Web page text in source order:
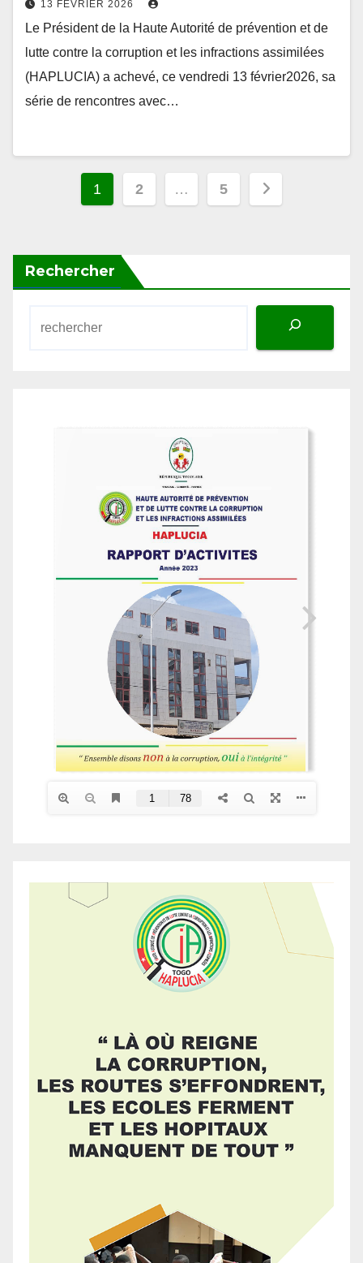
Le Président de la Haute Autorité de prévention et de
lutte contre la corruption et les infractions assimilées
(HAPLUCIA) a achevé, ce vendredi 13 février2026, sa
série de rencontres avec…
Pagination
des
1
Rechercher